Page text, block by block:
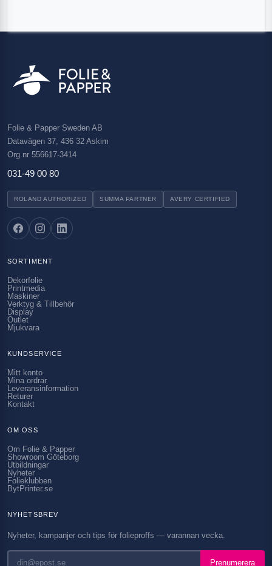
Folie & Papper Sweden AB
Datavägen 37, 436 32 Askim
Org.nr 556617-3414
031-49 00 80
ROLAND AUTHORIZED SUMMA PARTNER AVERY CERTIFIED
SORTIMENT
Dekorfolie
Printmedia
Maskiner
Verktyg & Tillbehör
Display
Outlet
Mjukvara
KUNDSERVICE
Mitt konto
Mina ordrar
Leveransinformation
Returer
Kontakt
OM OSS
Om Folie & Papper
Showroom Göteborg
Utbildningar
Nyheter
Folieklubben
BytPrinter.se
NYHETSBREV
Nyheter, kampanjer och tips för folieproffs — varannan vecka.
Prenumerera